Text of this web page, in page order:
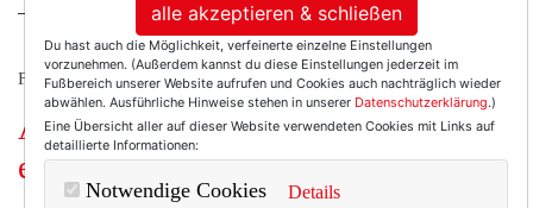
FRISCH KOLUMNISIERT.
And just like that ... Lasst uns doch
einfach älter werden, wie wir wollen!
alle akzeptieren & schließen
Du hast auch die Möglichkeit, verfeinerte einzelne Einstellungen
vorzunehmen. (Außerdem kannst du diese Einstellungen jederzeit im
Fußbereich unserer Website aufrufen und Cookies auch nachträglich wieder
abwählen. Ausführliche Hinweise stehen in unserer Datenschutzerklärung.)
Eine Übersicht aller auf dieser Website verwendeten Cookies mit Links auf
detaillierte Informationen:
Notwendige Cookies Details